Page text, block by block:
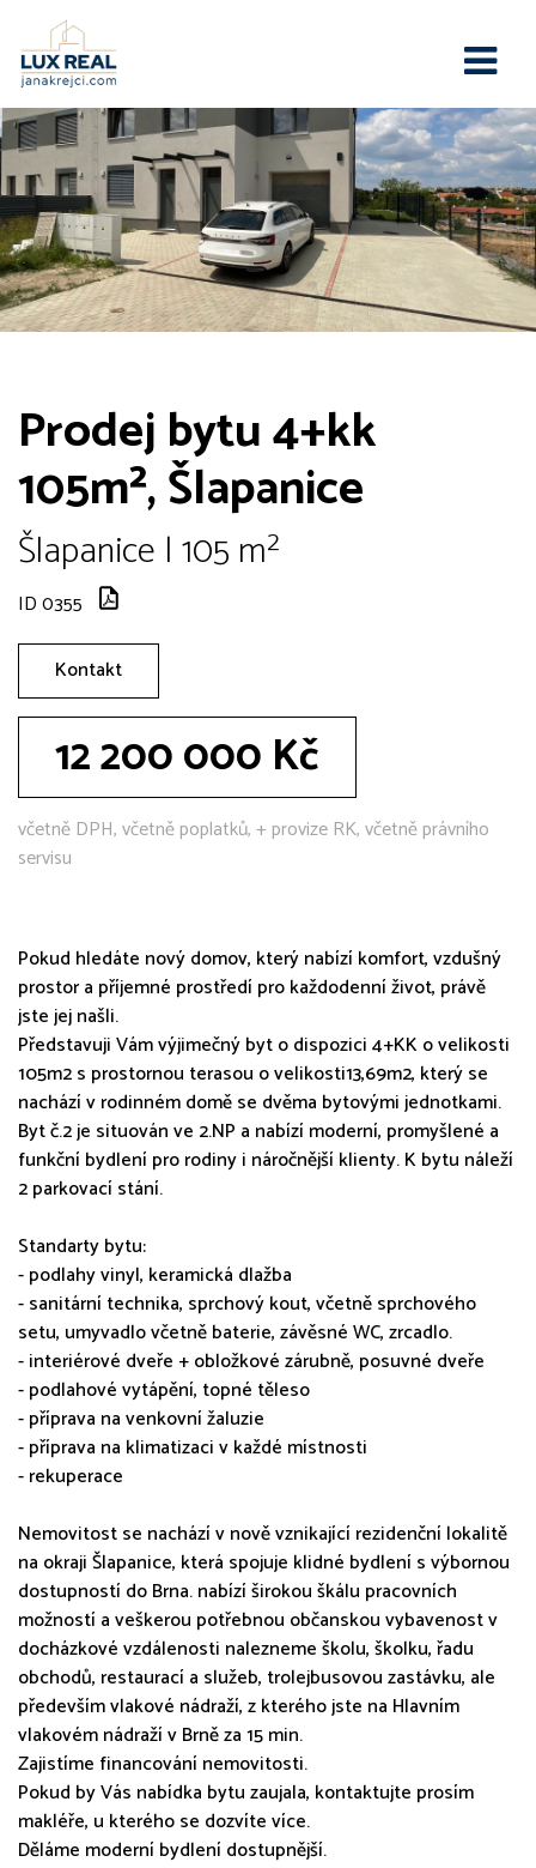
Prodej bytu 4+kk
105m², Šlapanice
Šlapanice | 105 m²
ID 0355
Kontakt
12 200 000 Kč
včetně DPH, včetně poplatků, + provize RK, včetně právního
servisu
Pokud hledáte nový domov, který nabízí komfort, vzdušný
prostor a příjemné prostředí pro každodenní život, právě
jste jej našli.
Představuji Vám výjimečný byt o dispozici 4+KK o velikosti
105m2 s prostornou terasou o velikosti13,69m2, který se
nachází v rodinném domě se dvěma bytovými jednotkami.
Byt č.2 je situován ve 2.NP a nabízí moderní, promyšlené a
funkční bydlení pro rodiny i náročnější klienty. K bytu náleží
2 parkovací stání.
Standarty bytu:
- podlahy vinyl, keramická dlažba
- sanitární technika, sprchový kout, včetně sprchového
setu, umyvadlo včetně baterie, závěsné WC, zrcadlo.
- interiérové dveře + obložkové zárubně, posuvné dveře
- podlahové vytápění, topné těleso
- příprava na venkovní žaluzie
- příprava na klimatizaci v každé místnosti
- rekuperace
Nemovitost se nachází v nově vznikající rezidenční lokalitě
na okraji Šlapanice, která spojuje klidné bydlení s výbornou
dostupností do Brna. nabízí širokou škálu pracovních
možností a veškerou potřebnou občanskou vybavenost v
docházkové vzdálenosti nalezneme školu, školku, řadu
obchodů, restaurací a služeb, trolejbusovou zastávku, ale
především vlakové nádraží, z kterého jste na Hlavním
vlakovém nádraží v Brně za 15 min.
Zajistíme financování nemovitosti.
Pokud by Vás nabídka bytu zaujala, kontaktujte prosím
makléře, u kterého se dozvíte více.
Děláme moderní bydlení dostupnější.